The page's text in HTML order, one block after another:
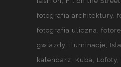
fotografia architektury
fotografia uliczna
gwiazdy iluminacje
kalendarz
Kuba Lofoty